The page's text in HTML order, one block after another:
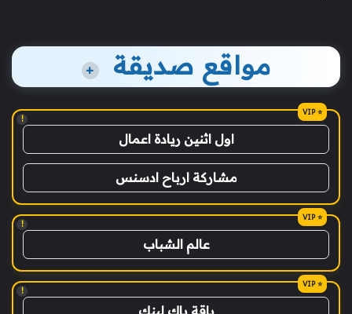
مواقع صديقة +
!
اول اثنين ريادة اعمال
مشاركة ارباح ادسنس
!
عالم الشباب
!
باقة باك لينك